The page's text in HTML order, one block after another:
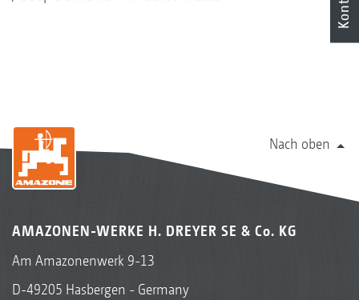
Nach oben
AMAZONEN-WERKE H. DREYER SE & Co. KG
Am Amazonenwerk 9-13
D-49205 Hasbergen - Germany